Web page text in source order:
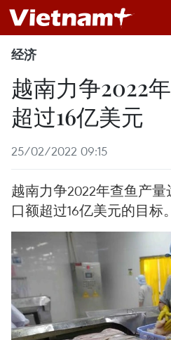
经济
越南力争2022
超过16亿美元
25/02/2022 09:15
越南力争2022年查鱼产量
口额超过16亿美元的目标。